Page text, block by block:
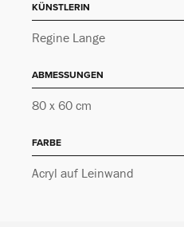
KÜNSTLERIN
Regine Lange
ABMESSUNGEN
80 x 60 cm
FARBE
Acryl auf Leinwand